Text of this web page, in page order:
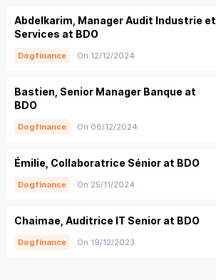
Abdelkarim, Manager Audit Industrie et
Services at BDO
Dogfinance On 12/12/2024
Bastien, Senior Manager Banque at
BDO
Dogfinance On 06/12/2024
Émilie, Collaboratrice Sénior at BDO
Dogfinance On 25/11/2024
Chaimae, Auditrice IT Senior at BDO
Dogfinance On 19/12/2023